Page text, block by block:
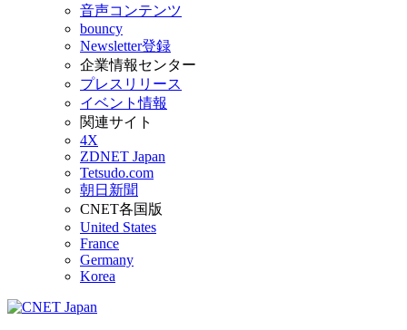
音声コンテンツ
bouncy
Newsletter登録
企業情報センター
プレスリリース
イベント情報
関連サイト
4X
ZDNET Japan
Tetsudo.com
朝日新聞
CNET各国版
United States
France
Germany
Korea